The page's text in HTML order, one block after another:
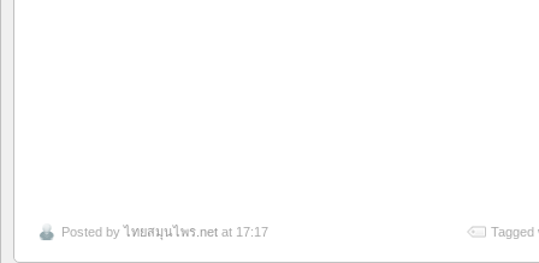
Posted byไทยสมุนไพร.net at 17:17 Tagged